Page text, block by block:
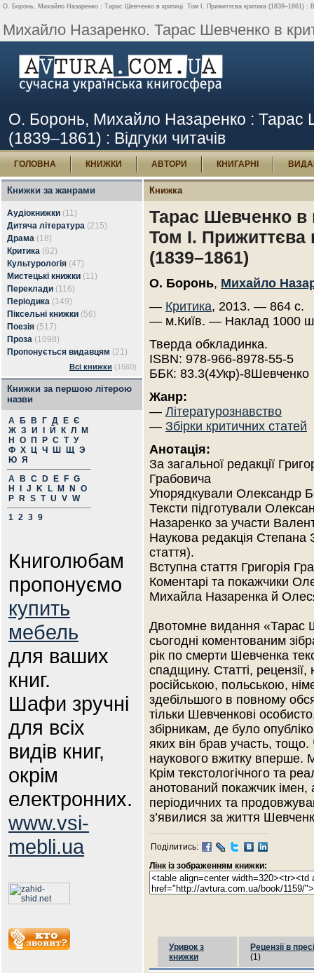
О. Боронь, Михайло Назаренко : Тарас Шевченко в критиці. Том І. Прижиттєва критика (1839–1861) :
Михайло Назаренко. Тарас Шевченко в
О. Боронь, Михайло Назаренко : Тарас
(1839–1861) : Відгуки читачів
ГОЛОВНА КНИЖКИ АВТОРИ КНИГАРНІ
Книжки за жанрами
Аудіокнижки (11)
Дитяча література (215)
Драма (18)
Критика (62)
Культурологія (47)
Мистецькі книжки (11)
Переклади (116)
Періодика (149)
Піксельні книжки (56)
Поезія (517)
Проза (1098)
Пропонується видавцям (21)
Всі книжки (1660)
Книжки за першою літерою
назви
А Б В Г Д Е Є
Ж З И Й К Л
М
Н
О П Р С Т У
Ф Х Ц Ч Ш Щ Э
Ю Я
A
B C D E F G
H
J K L M N
O
P
R S T U V W
1 2 3 9
Книголюбам
пропонуємо
купить
мебель
для ваших
книг.
Шафи зручні
для всіх
видів книг,
окрім
електронних.
www.vsi-
mebli.ua
Книжка
Тарас Шевченко в
Том І. Прижиттєва
(1839–1861)
О. Боронь, Михайло
— Критика, 2013. — 864 с.
— м.Київ. — Наклад 1000
Тверда обкладинка.
ISBN: 978-966-8978-55-5
ББК: 83.3(4Укр)-8Шевченко
Жанр:
— Літературознавство
— Збірки критичних статей
Анотація:
За загальної редакції
Грабовича
Упорядкували Олександр
Тексти підготували
Назаренко за участи
Наукова редакція Степана
стаття).
Вступна стаття Григорія
Коментарі та покажчики
Михайла Назаренка й
Двотомне видання «Тарас
сьогодні коментованим
рік по смерти Шевченка
спадщину. Статті, рецензії,
російською, польською,
здебільшого в повному
тільки Шевченкові
збірникам, де було
яких він брав участь,
наукового вжитку вперше.
Крім текстологічного та
анотований покажчик імен,
періодичних та
з’явилися за життя
Поділитись:
Лінк із зображенням книжки:
Уривок з
книжки
Рецензії в пресі
(1)